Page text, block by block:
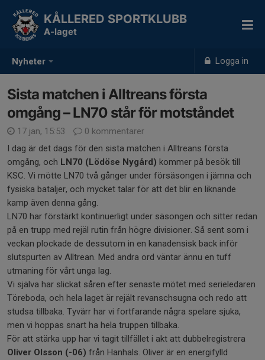
Nyheter Logga in
KÅLLERED SPORTKLUBB
A-laget
Sista matchen i Alltreans första
omgång – LN70 står för motståndet
17 jan, 15:53
0 kommentarer
I dag är det dags för den sista matchen i Alltreans första
omgång, och LN70 (Lödöse Nygård) kommer på besök till
KSC. Vi mötte LN70 två gånger under försäsongen i jämna och
fysiska bataljer, och mycket talar för att det blir en liknande
kamp även denna gång.
LN70 har förstärkt kontinuerligt under säsongen och sitter redan
på en trupp med rejäl rutin från högre divisioner. Så sent som i
veckan plockade de dessutom in en kanadensisk back inför
slutspurten av Alltrean. Med andra ord väntar ännu en tuff
utmaning för vårt unga lag.
Vi själva har slickat såren efter senaste mötet med serieledaren
Töreboda, och hela laget är rejält revanschsugna och redo att
studsa tillbaka. Tyvärr har vi fortfarande några spelare sjuka,
men vi hoppas snart ha hela truppen tillbaka.
För att stärka upp har vi tagit tillfället i akt att dubbelregistrera
Oliver Olsson (-06) från Hanhals. Oliver är en energifylld